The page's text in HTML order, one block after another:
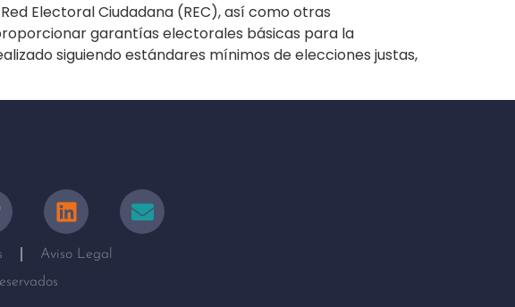
Electoral Ciudadana (REC), así como otras
garantías electorales básicas para la
siguiendo estándares mínimos de elecciones justas,
Aviso Legal